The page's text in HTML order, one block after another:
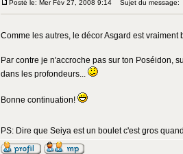
Posté le: Mer Fév 27, 2008 9:14 Sujet du message:
Comme les autres, le décor Asgard est
Par contre je n'accroche pas sur ton Poséidon,
dans les profondeurs...
Bonne continuation!
PS: Dire que Seiya est un boulet c'est gros